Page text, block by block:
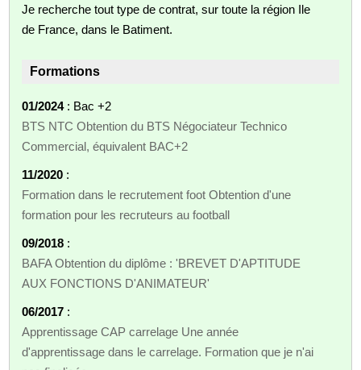
Je recherche tout type de contrat, sur toute la région Ile
de France, dans le Batiment.
Formations
01/2024: Bac +2
BTS NTC Obtention du BTS Négociateur Technico
Commercial, équivalent BAC+2
11/2020 :
Formation dans le recrutement foot Obtention d'une
formation pour les recruteurs au football
09/2018 :
BAFA Obtention du diplôme : 'BREVET D'APTITUDE
AUX FONCTIONS D'ANIMATEUR'
06/2017 :
Apprentissage CAP carrelage Une année
d'apprentissage dans le carrelage. Formation que je n'ai